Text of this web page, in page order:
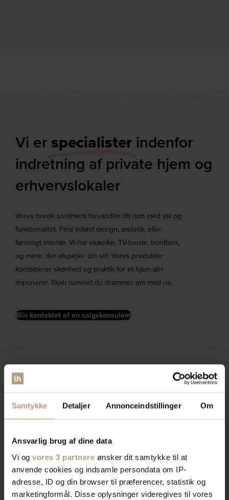
Samtykke Detaljer Annonceindstillinger Om
Ansvarlig brug af dine data
Vi og vores 3 partnere ønsker dit samtykke til at
anvende cookies og indsamle persondata om IP-
adresse, ID og din browser til præferencer, statistik og
marketingformål. Disse oplysninger videregives til vores
Vi er specialister indenfor
indretning af private hjem og
erhvervslokaler​
Vores brede sortiment forvandler dit rum med stil og
funktionalitet. Find tidløst design, æstetik, eller
farverigt interiør. Vi har skænke, TV-borde, bordben,
og mere, der afspejler din stil. Vores produkter
kombinerer skønhed og praktik for et hjem der
imponerer. Skab rummet du drømmer om med os.
Bliv kontaktet af en salgskonsulent